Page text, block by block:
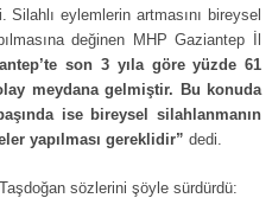
Silahlı eylemlerin artmasını bireysel
değinen MHP Gaziantep İl
son 3 yıla göre yüzde 61
meydana gelmiştir. Bu konuda
ise bireysel silahlanmanın
yapılması gereklidir” dedi.
sözlerini şöyle sürdürdü: